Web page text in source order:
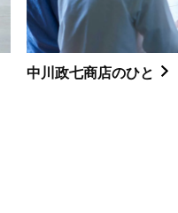
中川政七商店のひと